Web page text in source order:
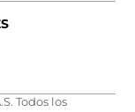
Todos los